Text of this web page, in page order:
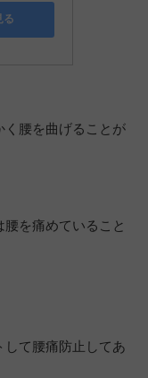
る
腰を曲げることが
を痛めていること
して腰痛防止してあ